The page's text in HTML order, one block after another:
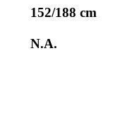
152/188 cm
N.A.